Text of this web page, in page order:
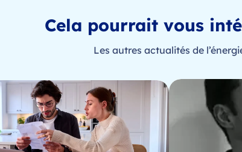
Cela pourrait vous
Les autres actualités de